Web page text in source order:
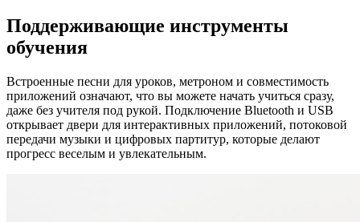
Поддерживающие инструменты
обучения
Встроенные песни для уроков, метроном и совместимость
приложений означают, что вы можете начать учиться сразу,
даже без учителя под рукой. Подключение Bluetooth и USB
открывает двери для интерактивных приложений, потоковой
передачи музыки и цифровых партитур, которые делают
прогресс веселым и увлекательным.